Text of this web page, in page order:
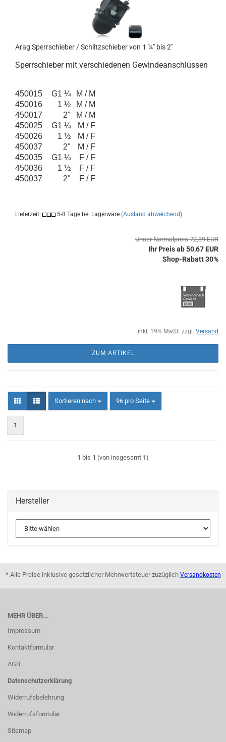
Arag Sperrschieber / Schlitzschieber von 1 ¼" bis 2"
Sperrschieber mit verschiedenen Gewindeanschlüssen
450015 G1 ¼
M / M
450016
1 ½
M / M
450017
2"
M / M
450025
G1 ¼
M / F
450026
1 ½
M / F
450037
2"
M / F
450035
G1 ¼
F / F
450036
1 ½
F / F
450037
2" F / F
Lieferzeit: 5-8 Tage bei Lagerware (Ausland abweichend)
Unser Normalpreis 72,39 EUR
Ihr Preis ab 50,67 EUR
Shop-Rabatt 30%
inkl. 19% MwSt. zzgl. Versand
ZUM ARTIKEL
Sortieren nach
Sortieren nach 96 pro Seite
pro Seite
1
1 bis 1 (von insgesamt 1)
Hersteller
* Alle Preise inklusive gesetzlicher Mehrwertsteuer zuzüglich Versandkosten
MEHR ÜBER...
Impressum
Kontaktformular
AGB
Datenschutzerklärung
Widerrufsbelehrung
Widerrufsformular
Sitemap